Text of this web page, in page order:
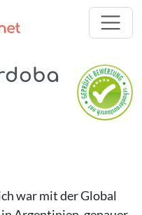
war mit der Global